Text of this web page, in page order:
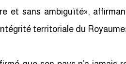
et sans ambiguïté»,
territoriale du